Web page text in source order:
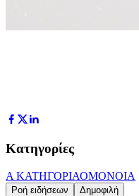
Κατηγορίες
Α ΚΑΤΗΓΟΡΙΑΟΜΟΝΟΙΑ
Ροή ειδήσεων Δημοφιλή